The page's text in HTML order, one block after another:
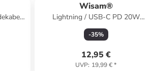
Wisam®
Lightning / USB-C PD 20W
Schnell-Kabel 1,2m Schwarz
-35%
12,95 €
UVP: 19,99 €*